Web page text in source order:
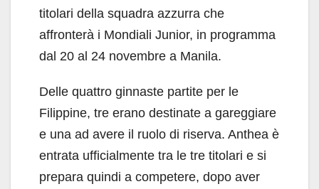
titolari della squadra azzurra che
affronterà i Mondiali Junior, in programma
dal 20 al 24 novembre a Manila.
Delle quattro ginnaste partite per le
Filippine, tre erano destinate a gareggiare
e una ad avere il ruolo di riserva. Anthea è
entrata ufficialmente tra le tre titolari e si
prepara quindi a competere, dopo aver